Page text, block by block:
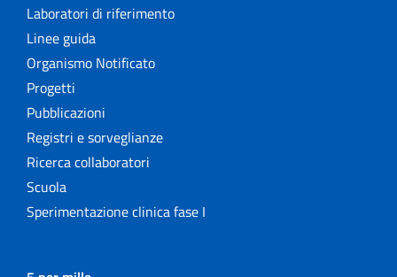
Laboratori di riferimento
Linee guida
Organismo Notificato
Progetti
Pubblicazioni
Registri e sorveglianze
Ricerca collaboratori
Scuola
Sperimentazione clinica fase I